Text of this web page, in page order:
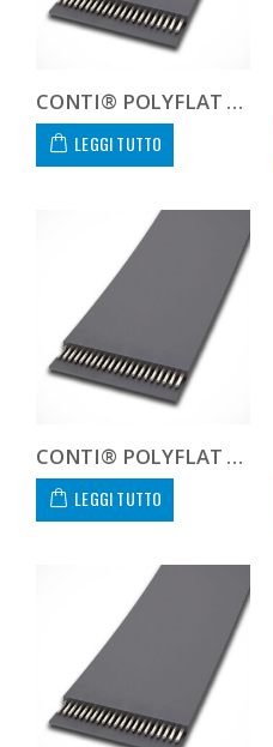
CONTI® POLYFLAT FLA F 30 HP
LEGGI TUTTO
CONTI® POLYFLAT FLA F 30 XHP
LEGGI TUTTO